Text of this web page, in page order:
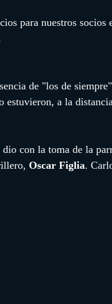
para nuestros
de "los de
estuvieron, a la
con la toma de la
Oscar Figlia.